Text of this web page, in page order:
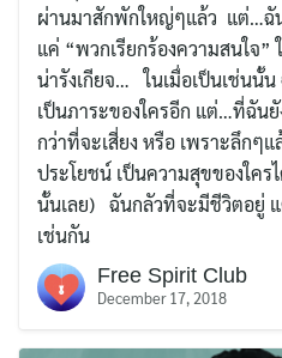
ผ่านมาสักพักใหญ่ๆแล้ว แต่…ฉั
แค่ “พวกเรียกร้องความสนใจ
น่ารังเกียจ… ในเมื่อเป็นเช่นนั้
เป็นภาระของใครอีก แต่…ที่ฉัน
กว่าที่จะเสี่ยง หรือ เพราะลึกๆ
ประโยชน์ เป็นความสุขของใคร
นั้นเลย) ฉันกลัวที่จะมีชีวิตอยู่
เช่นกัน
Free Spirit Club
December 17, 2018